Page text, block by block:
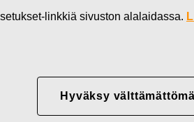
OMIEN
linkkiä sivuston alalaidassa.
Hyväksy